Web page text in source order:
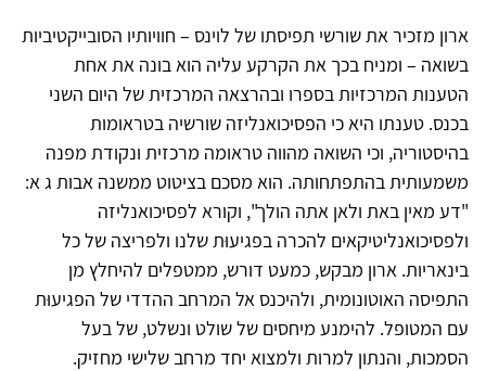
ארון מזכיר את שורשי תפיסתו של לוינס – חוויותיו הסובייקטיביות
בשואה – ומניח בכך את הקרקע עליה הוא בונה את אחת
הטענות המרכזיות בספרו ובהרצאה המרכזית של היום השני
בכנס. טענתו היא כי הפסיכואנליזה שורשיה בטראומות
בהיסטוריה, וכי השואה מהווה טראומה מרכזית ונקודת מפנה
משמעותית בהתפתחותה. הוא מסכם בציטוט ממשנה אבות ג א:
"דע מאין באת ולאן אתה הולך", וקורא לפסיכואנליזה
ולפסיכואנליטיקאים להכרה בפגיעוּת שלנו ולפריצה של כל
בינאריות. ארון מבקש, כמעט דורש, ממטפלים להיחלץ מן
התפיסה האוטונומית, ולהיכנס אל המרחב ההדדי של הפגיעוּת
עם המטופל. להימנע מיחסים של שולט ונשלט, של בעל
הסמכות, והנתון למרות ולמצוא יחד מרחב שלישי מחזיק.